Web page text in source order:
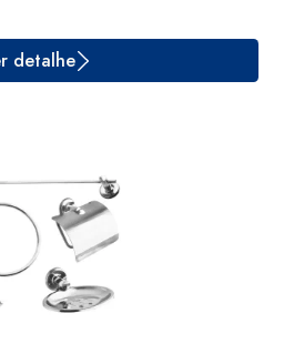
Ver detalhe